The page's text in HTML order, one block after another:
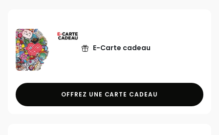
E-Carte cadeau
OFFREZ UNE CARTE CADEAU